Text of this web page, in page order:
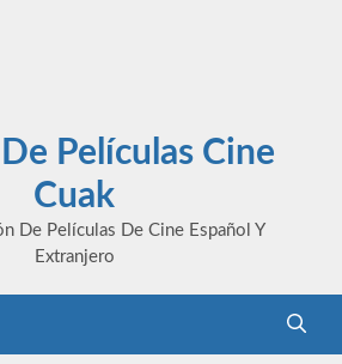
Películas Cine
Cuak
De Películas De Cine Español Y
Extranjero